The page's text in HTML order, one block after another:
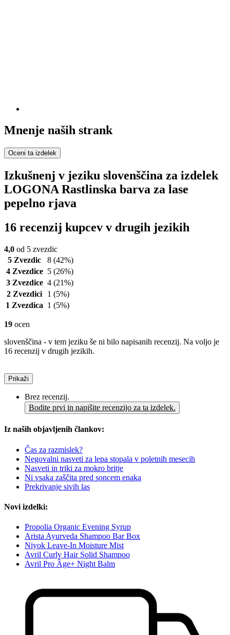
Mnenje naših strank
Oceni ta izdelek
Izkušnenj v jeziku slovenščina za izdelek
LOGONA Rastlinska barva za lase
pepelno rjava
16 recenzij kupcev v drugih jezikih
4,0 od 5 zvezdic
5 Zvezdic
8 (42%)
4 Zvezdice 5 (26%)
3 Zvezdice 4 (21%)
2 Zvezdici
1 (5%)
1 Zvezdica 1 (5%)
19 ocen
slovenščina - v tem jeziku še ni bilo napisanih recenzij. Na voljo je
16 recenzij v drugih jezikih.
Prikaži
Brez recenzij.
Bodite prvi in napišite recenzijo za ta izdelek.
Iz naših objavljenih člankov:
Čas za razmislek?
Negovalni nasveti za lepa stopala v poletnih mesecih
Nasveti in triki za mokro britje
Ni vsaka zaščita pred soncem enaka
Prekrivanje sivih las
Novi izdelki:
Propolia Organic Evening Syrup
Arista Ayurveda Shampoo Bar Box
Niyok Leave-In Moisture Mist
Avril Curly Hair Solid Shampoo
Avril Pro Âge+ Night Balm